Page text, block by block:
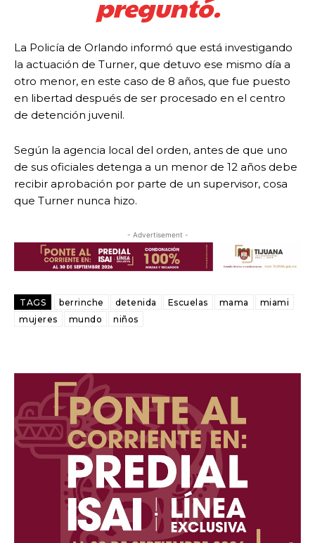
preguntó.
La Policía de Orlando informó que está investigando
la actuación de Turner, que detuvo ese mismo día a
otro menor, en este caso de 8 años, que fue puesto
en libertad después de ser procesado en el centro
de detención juvenil.
Según la agencia local del orden, antes de que uno
de sus oficiales detenga a un menor de 12 años debe
recibir aprobación por parte de un supervisor, cosa
que Turner nunca hizo.
- Advertisement -
TAGS berrinche detenida Escuelas mama
miami
mujeres
mundo niños